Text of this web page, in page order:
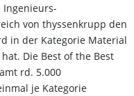
von thyssenkrupp den
in der Kategorie Material
Die Best of the Best
rd. 5.000
je Kategorie